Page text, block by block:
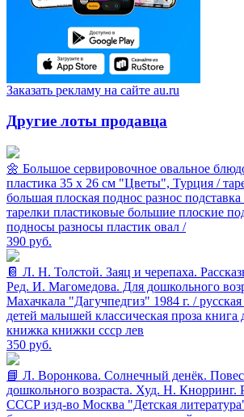
Заказать рекламу на сайте au.ru
Другие лоты продавца
🌼 Большое cервировочное овальное
пластика 35 х 26 см "Цветы", Турция /
большая плоская поднос разнос
тарелки пластиковые большие плоские
подносы разносы пластик овал /
390 руб.
📔 Л. Н. Толстой. Заяц и черепаха.
Ред. И. Магомедова. Для дошкольного
Махачкала "Дагучпедгиз" 1984 г. / русская
детей малышей классическая проза книга
книжка книжки ссср лев
350 руб.
📘 Л. Воронкова. Солнечный денёк.
дошкольного возраста. Худ. Н. Кнорринг.
СССР изд-во Москва "Детская